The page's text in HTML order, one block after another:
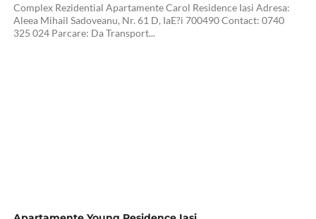
Complex Rezidential Apartamente Carol Residence Iasi Adresa:
Aleea Mihail Sadoveanu, Nr. 61 D, IaE?i 700490 Contact: 0740
325 024 Parcare: Da Transport...